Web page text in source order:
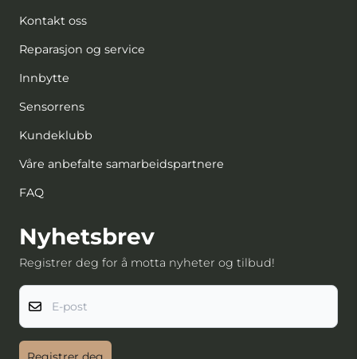
Kontakt oss
Reparasjon og service
Innbytte
Sensorrens
Kundeklubb
Våre anbefalte samarbeidspartnere
FAQ
Nyhetsbrev
Registrer deg for å motta nyheter og tilbud!
E-post